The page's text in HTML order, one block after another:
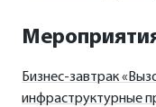
Бизнес-завтрак
инфраструктурные